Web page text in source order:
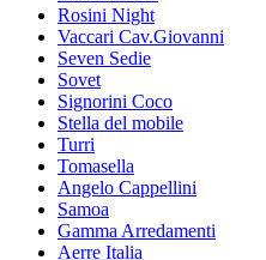
Rosini Night
Vaccari Cav.Giovanni
Seven Sedie
Sovet
Signorini Coco
Stella del mobile
Turri
Tomasella
Angelo Cappellini
Samoa
Gamma Arredamenti
Aerre Italia